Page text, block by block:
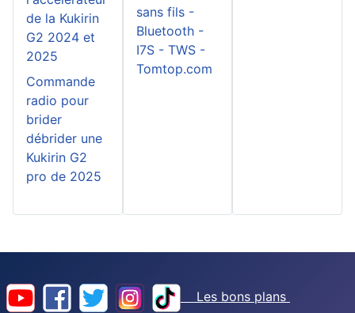
de la Kukirin
G2 2024 et
2025
Commande
radio pour
brider
débrider une
Kukirin G2
pro de 2025
sans fils -
Bluetooth -
I7S - TWS -
Tomtop.com
Les bons plans